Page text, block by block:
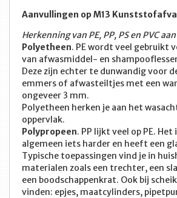
Aanvullingen op M13
Herkenning van PE, PP, PS en PVC
Polyetheen. PE wordt veel gebruikt
van afwasmiddel- en
Deze zijn echter te dunwandig voor
emmers of afwasteiltjes met een
ongeveer 3 mm.
Polyetheen herken je aan het
oppervlak.
Polypropeen. PP lijkt veel op PE. Het
algemeen iets harder en heeft een
Typische toepassingen vind je in
materialen zoals een trechter, een
een boodschappenkrat. Ook bij
vinden: epjes, maatcylinders,